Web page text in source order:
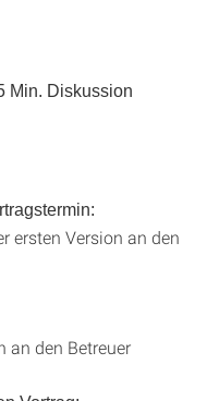
Min. Diskussion
ersten Version an den
an den Betreuer